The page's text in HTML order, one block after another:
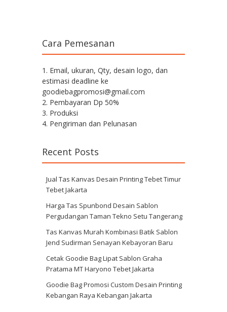
Cara Pemesanan
1. Email, ukuran, Qty, desain logo, dan
estimasi deadline ke
goodiebagpromosi@gmail.com
2. Pembayaran Dp 50%
3. Produksi
4. Pengiriman dan Pelunasan
Recent Posts
Jual Tas Kanvas Desain Printing Tebet Timur
Tebet Jakarta
Harga Tas Spunbond Desain Sablon
Pergudangan Taman Tekno Setu Tangerang
Tas Kanvas Murah Kombinasi Batik Sablon
Jend Sudirman Senayan Kebayoran Baru
Cetak Goodie Bag Lipat Sablon Graha
Pratama MT Haryono Tebet Jakarta
Goodie Bag Promosi Custom Desain Printing
Kebangan Raya Kebangan Jakarta